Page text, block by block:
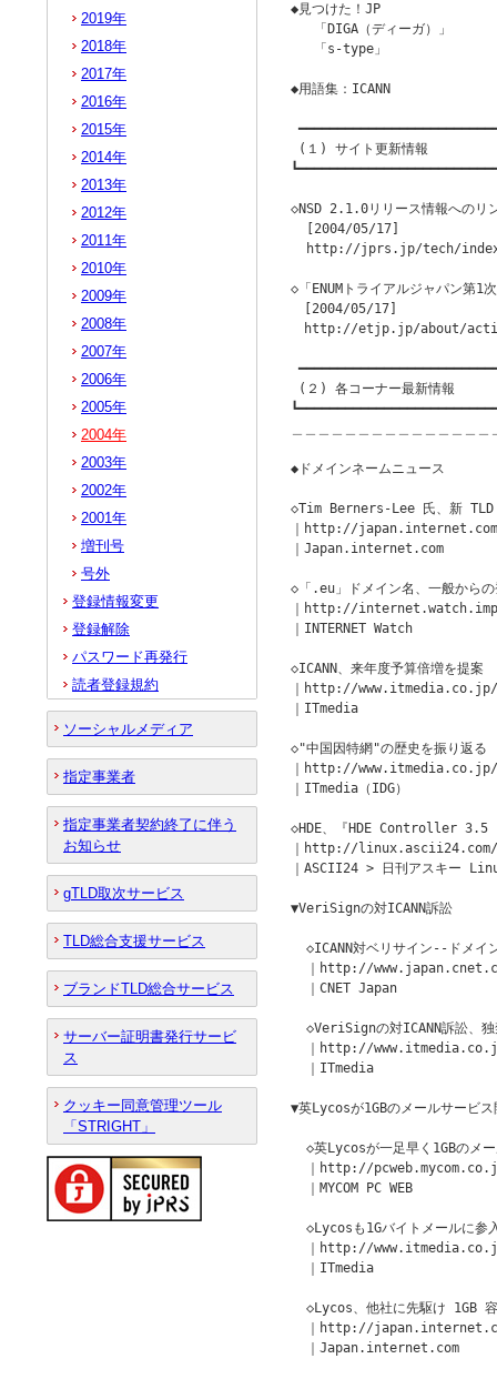
◆見つけた！JP
   「DIGA（ディーガ）」
   「s-type」
◆用語集：ICANN
(１) サイト更新情報
◇NSD 2.1.0リリース情報へのリ
  [2004/05/17]
http://jprs.jp/tech/
◇「ENUMトライアルジャパン第1
[2004/05/17]
http://etjp.jp/about/
(２) 各コーナー最新情報
◆ドメインネームニュー
◇Tim Berners-Lee 氏、新 TLD
｜http://
｜Japan.internet.com
◇「.eu」ドメイン名、一般から
｜http://
｜INTERNET Watch
◇ICANN、来年度予算倍増を提案
｜http://
｜ITmedia
◇"中国因特網"の歴史を振り返る
｜http://
｜ITmedia（IDG）
◇HDE、『HDE Controller 3.5
｜http://linux.ascii24.com/
｜ASCII24 > 日刊アスキー
▼VeriSignの対ICANN訴訟
◇ICANN対ベリサイン--ドメイ
｜http://
  ｜CNET Japan
◇VeriSignの対ICANN訴訟、独
｜http://
  ｜ITmedia
▼英Lycosが1GBのメールサービス
◇英Lycosが一足早く1GBのメー
｜http://
  ｜MYCOM PC WEB
◇Lycosも1Gバイトメールに参
｜http://
  ｜ITmedia
◇Lycos、他社に先駆け 1GB
｜http://
  ｜Japan.internet.com
2019年
2018年
2017年
2016年
2015年
2014年
2013年
2012年
2011年
2010年
2009年
2008年
2007年
2006年
2005年
2004年
2003年
2002年
2001年
増刊号
号外
登録情報変更
登録解除
パスワード再発行
読者登録規約
ソーシャルメディア
指定事業者
指定事業者契約終了に伴う
お知らせ
gTLD取次サービス
TLD総合支援サービス
ブランドTLD総合サービス
サーバー証明書発行サービ
ス
クッキー同意管理ツール
「STRIGHT」